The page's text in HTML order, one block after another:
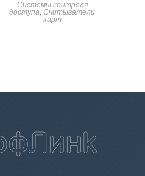
Системы контроля
доступа,Считыватели
карт